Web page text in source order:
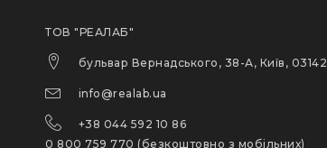
ТОВ "РЕАЛАБ"
бульвар Вернадського, 38-А, Київ, 03142
info@realab.ua
+38 044 592 10 86
0 800 759 770 (безкоштовно з мобільних)